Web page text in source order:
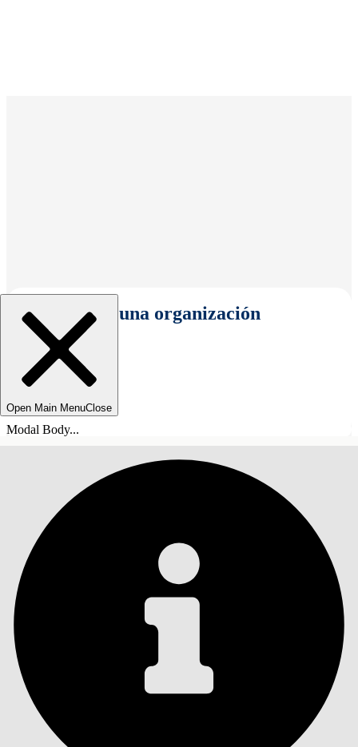
Seleccionar una organización
Open Main MenuClose
Modal Body...
Índice de materias
ÍNDICE DE MATERIAS
Buscar